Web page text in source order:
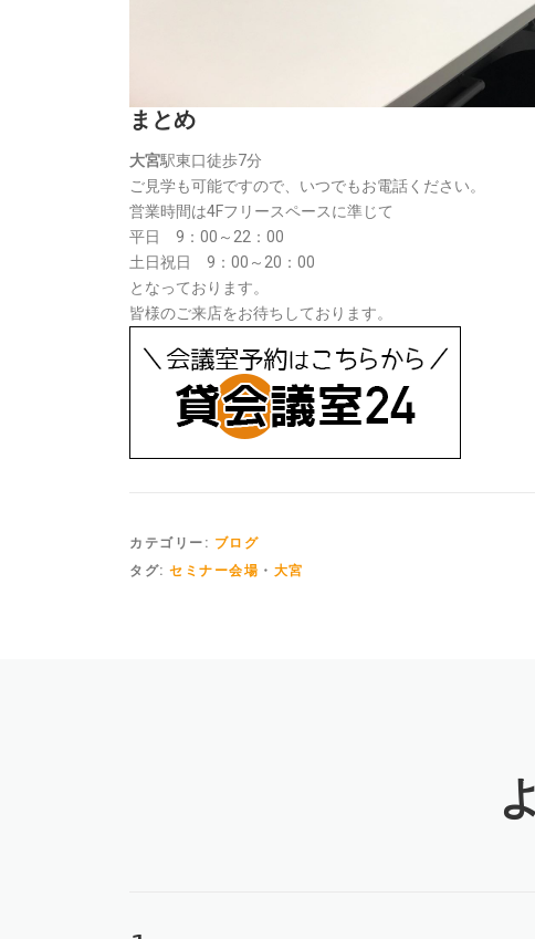
まとめ
大宮駅東口徒歩7分
ご見学も可能ですので、いつでもお電話ください。
営業時間は4Fフリースペースに準じて
平日 9：00～22：00
土日祝日 9：00～20：00
となっております。
皆様のご来店をお待ちしております。
カテゴリー: ブログ
タグ: セミナー会場 ・ 大宮